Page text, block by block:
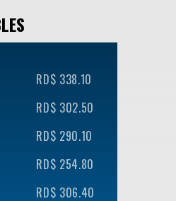
RD$ 338.10
RD$ 302.50
RD$ 290.10
RD$ 254.80
RD$ 306.40